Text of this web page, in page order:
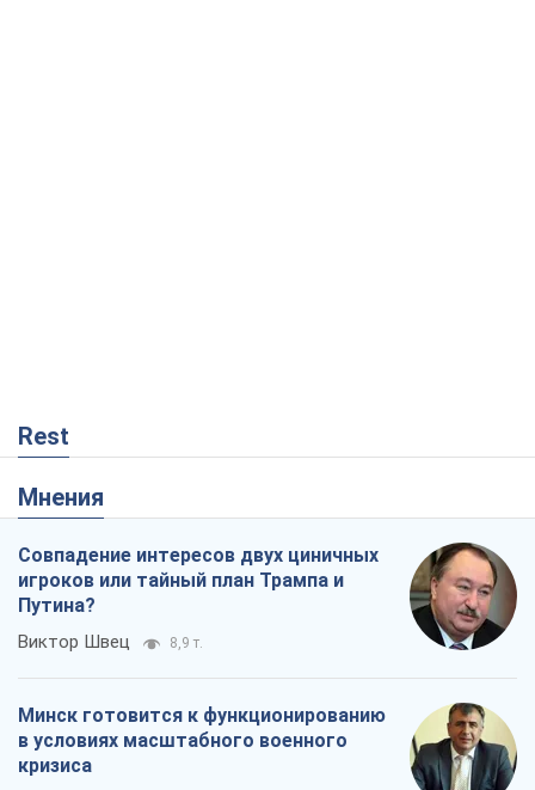
Rest
Мнения
Совпадение интересов двух циничных
игроков или тайный план Трампа и
Путина?
Виктор Швец 8,9 т.
Минск готовится к функционированию
в условиях масштабного военного
кризиса